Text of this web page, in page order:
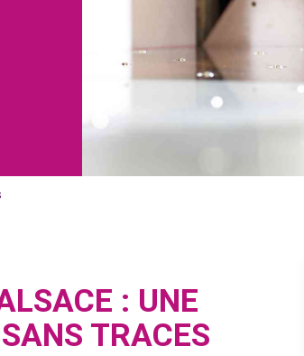
: UNE
TRACES